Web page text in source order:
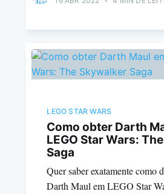
LEGO STAR WARS
Como obter Darth
LEGO Star Wars:
Saga
Quer saber exatamente como
Darth Maul em LEGO Star